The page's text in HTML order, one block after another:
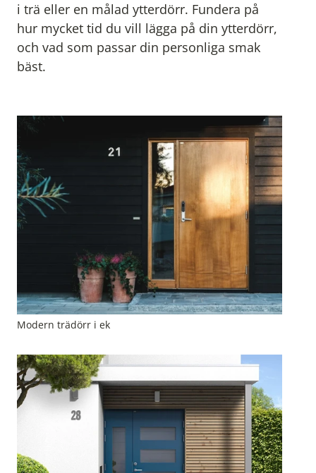
i trä eller en målad ytterdörr. Fundera på
hur mycket tid du vill lägga på din ytterdörr,
och vad som passar din personliga smak
bäst.
Modern trädörr i ek